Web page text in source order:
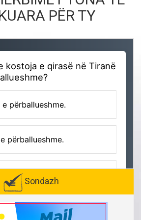
PËR TY
Sondazh